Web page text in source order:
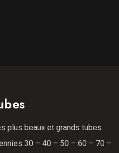
plus beaux et grands tubes
30 – 40 – 50 – 60 – 70 –